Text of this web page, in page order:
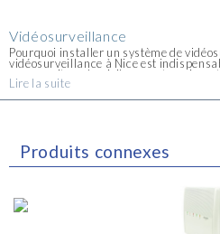
Vidéosurveillance
Pourquoi installer un système de
vidéosurveillance à Nice est
que ce soit au domicile, en entreprise,
publiques. Nice est à [...]
Lire la suite
Produits connexes